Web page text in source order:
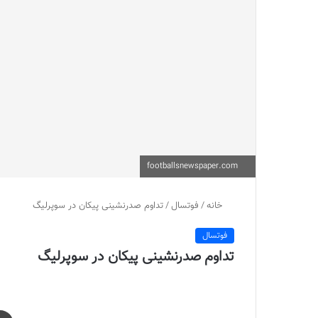
خانه/ فوتسال/تداوم صدرنشینی پیکان در سوپرلیگ
فوتسال
تداوم صدرنشینی پیکان در سوپرلیگ